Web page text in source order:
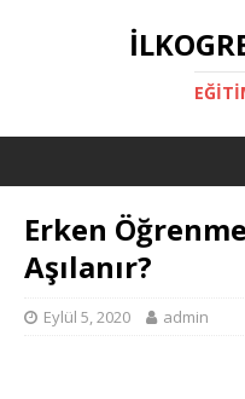
Erken
Aşılanır?
Eylül 5, 2020 admin